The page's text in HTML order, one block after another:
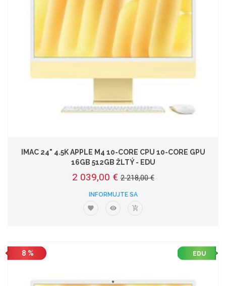
IMAC 24" 4.5K APPLE M4 10-CORE CPU 10-CORE GPU
16GB 512GB ŽLTÝ - EDU
2 039,00 € 2 218,00 €
INFORMUJTE SA
8 % EDU